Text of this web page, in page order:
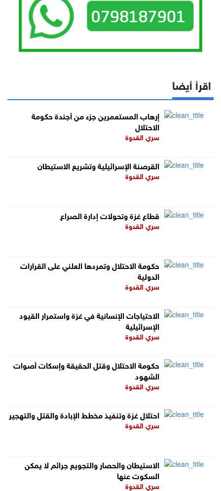
اقرأ أيضا
إرهاب المستعمرين جزء من أجندة حكومة
الاحتلال
سري القدوة
القرصنة الإسرائيلية وتشريع الاستيطان
سري القدوة
قطاع غزة وتحولات إدارة الصراع
سري القدوة
حكومة الاحتلال وتمردها العلني على القرارات
الدولية
سري القدوة
الاحتياجات الإنسانية في غزة واستمرار القيود
الإسرائيلية
سري القدوة
حكومة الاحتلال وقتل الحقيقة وإسكات أصوات
الشهود
سري القدوة
احتلال غزة وتنفيذ مخطط الإبادة والقتل والتهجير
سري القدوة
الاستيطان والحصار والتجويع جرائم لا يمكن
السكوت عنها
سري القدوة